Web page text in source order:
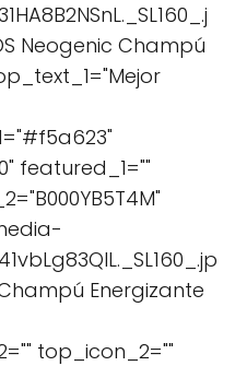
Neogenic Champú
featured_1=""
Energizante
top_icon_2=""